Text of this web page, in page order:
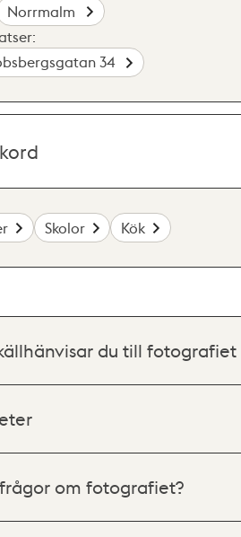
Norrmalm
34
Skolor Kök
du till fotografiet
om fotografiet?